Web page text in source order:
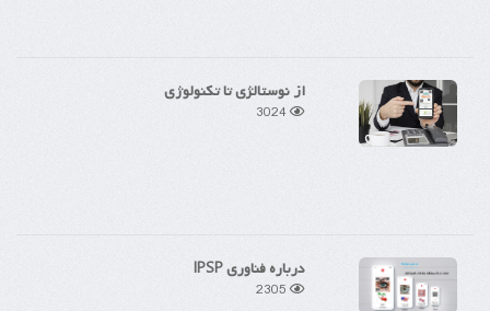
از نوستالژی تا تکنولوژی
درباره فناوری IPSP